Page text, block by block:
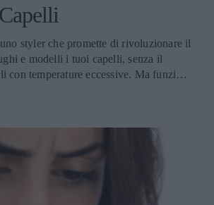
styler che promette di rivoluzionare il
e modelli i tuoi capelli, senza il
con temperature eccessive. Ma funziona